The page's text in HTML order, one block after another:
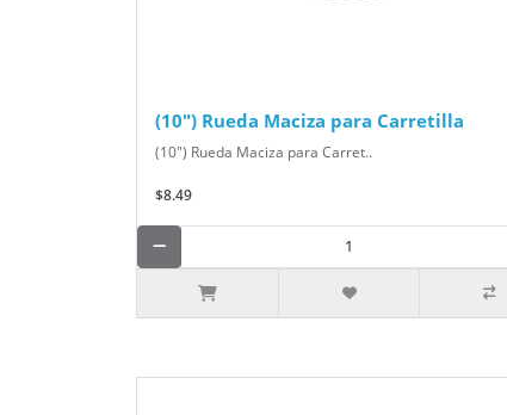
(10") Rueda Maciza para Carretilla
(10") Rueda Maciza para Carret..
$8.49